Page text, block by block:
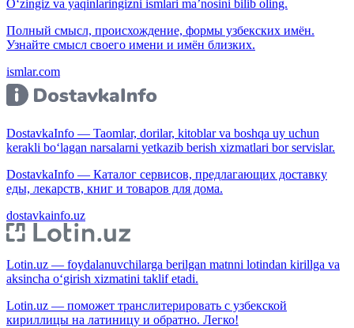
O‘zingiz va yaqinlaringizni ismlari ma’nosini bilib oling.
Полный смысл, происхождение, формы узбекских имён.
Узнайте смысл своего имени и имён близких.
ismlar.com
DostavkaInfo — Taomlar, dorilar, kitoblar va boshqa uy uchun
kerakli bo‘lagan narsalarni yetkazib berish xizmatlari bor servislar.
DostavkaInfo — Каталог сервисов, предлагающих доставку
еды, лекарств, книг и товаров для дома.
dostavkainfo.uz
Lotin.uz — foydalanuvchilarga berilgan matnni lotindan kirillga va
aksincha o‘girish xizmatini taklif etadi.
Lotin.uz — поможет транслитерировать с узбекской
кириллицы на латиницу и обратно. Легко!